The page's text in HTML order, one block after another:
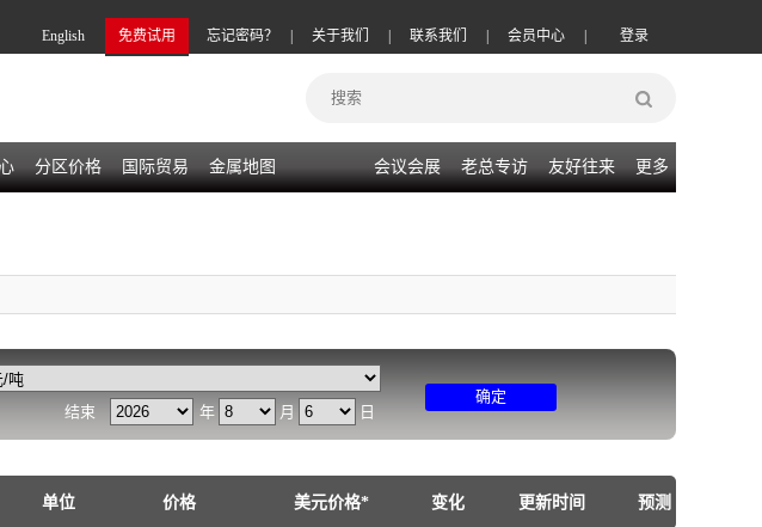
登录
会员中心
联系我们
关于我们
忘记密码？
免费试用
English
分区价格 国际贸易 金属地图 会议会展 老总专访 友好往来 更多
结束 年 月 日
确定
单位 价格 美元价格* 变化 更新时间 预测